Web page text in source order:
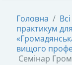
Головна /
практикум
вищого
Семінар